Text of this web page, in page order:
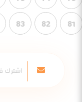
81
82
83